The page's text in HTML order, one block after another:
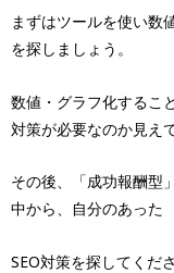
まずはツールを使い数
を探しましょう。
数値・グラフ化するこ
対策が必要なのか見え
その後、「成功報酬型
中から、自分のあった
SEO対策を探してくださ